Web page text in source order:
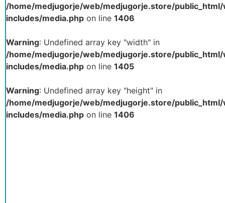
/home/medjugorje/web/medjugorje.store/
includes/media.php on line 1406
Warning: Undefined array key "width" in
/home/medjugorje/web/medjugorje.store/
includes/media.php on line 1405
Warning: Undefined array key "height" in
/home/medjugorje/web/medjugorje.store/
includes/media.php on line 1406